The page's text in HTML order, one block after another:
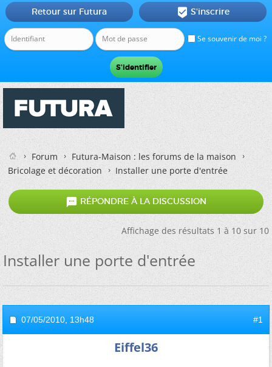
Se souvenir de moi ?
Retour sur Futura  S'inscrire
Forum
Futura-Maison : les forums de la maison
Bricolage et décoration
Installer une porte d'entrée
 RÉPONDRE À LA DISCUSSION
Affichage des résultats 1 à 10 sur 10
Installer une porte d'entrée
07/05/2010, 13h48 #1
Eiffel36